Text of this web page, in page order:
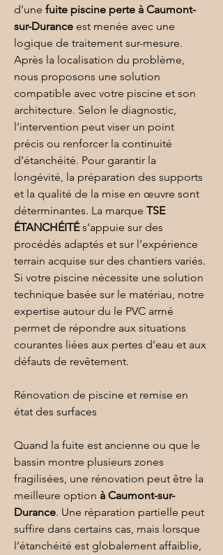
d’une fuite piscine perte à Caumont-
sur-Durance est menée avec une
logique de traitement sur-mesure.
Après la localisation du problème,
nous proposons une solution
compatible avec votre piscine et son
architecture. Selon le diagnostic,
l’intervention peut viser un point
précis ou renforcer la continuité
d’étanchéité. Pour garantir la
longévité, la préparation des supports
et la qualité de la mise en œuvre sont
déterminantes. La marque TSE
ÉTANCHÉITÉ s’appuie sur des
procédés adaptés et sur l’expérience
terrain acquise sur des chantiers variés.
Si votre piscine nécessite une solution
technique basée sur le matériau, notre
expertise autour du le PVC armé
permet de répondre aux situations
courantes liées aux pertes d’eau et aux
défauts de revêtement.
Rénovation de piscine et remise en
état des surfaces
Quand la fuite est ancienne ou que le
bassin montre plusieurs zones
fragilisées, une rénovation peut être la
meilleure option à Caumont-sur-
Durance. Une réparation partielle peut
suffire dans certains cas, mais lorsque
l’étanchéité est globalement affaiblie,